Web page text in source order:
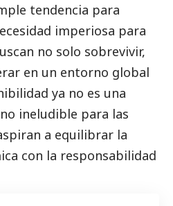
tendencia para
imperiosa para
no solo sobrevivir,
en un entorno global
ya no es una
ineludible para las
a equilibrar la
con la responsabilidad